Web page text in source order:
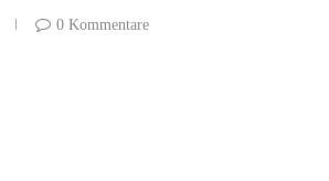
0 Kommentare